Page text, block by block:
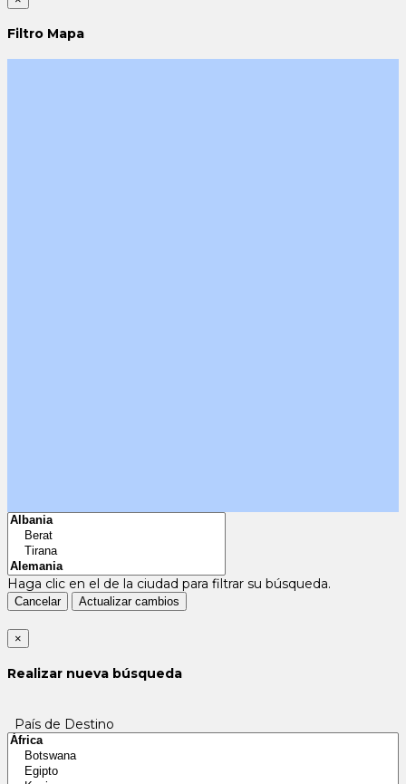
Filtro Mapa
Haga clic en el de la ciudad para filtrar su búsqueda.
Cancelar Actualizar cambios
×
Realizar nueva búsqueda
País de Destino